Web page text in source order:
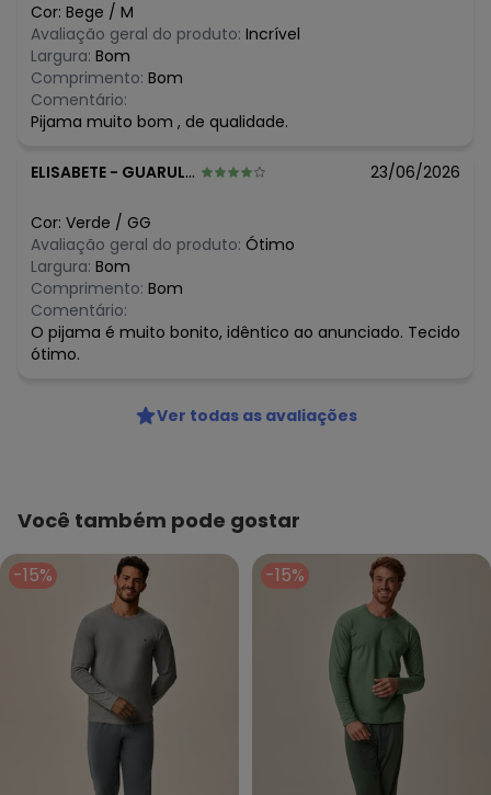
Cor: Bege / M
Avaliação geral do produto: Incrível
Largura: Bom
Comprimento: Bom
Comentário:
Pijama muito bom , de qualidade.
ELISABETE - GUARULHOS - SP 23/06/2026
Cor: Verde / GG
Avaliação geral do produto: Ótimo
Largura: Bom
Comprimento: Bom
Comentário:
O pijama é muito bonito, idêntico ao anunciado. Tecido
ótimo.
Ver todas as avaliações
Você também pode gostar
-15% -15%